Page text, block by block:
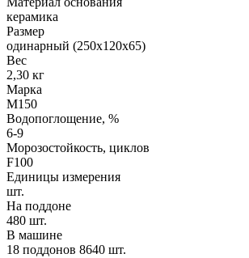
керамика
Размер
одинарный (250х120х65)
Вес
2,30 кг
Марка
М150
Водопоглощение, %
6-9
Морозостойкость, циклов
F100
Единицы измерения
шт.
На поддоне
480 шт.
В машине
18 поддонов 8640 шт.